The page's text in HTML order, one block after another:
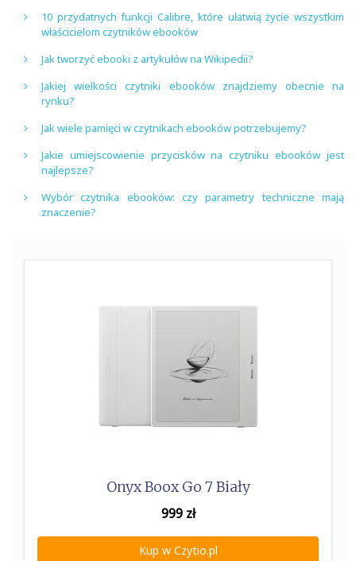
10 przydatnych funkcji Calibre, które ułatwią życie wszystkim
właścicielom czytników ebooków
Jak tworzyć ebooki z artykułów na Wikipedii?
Jakiej wielkości czytniki ebooków znajdziemy obecnie na
rynku?
Jak wiele pamięci w czytnikach ebooków potrzebujemy?
Jakie umiejscowienie przycisków na czytniku ebooków jest
najlepsze?
Wybór czytnika ebooków: czy parametry techniczne mają
znaczenie?
Onyx Boox Go 7 Biały
999zł
Kup w Czytio.pl